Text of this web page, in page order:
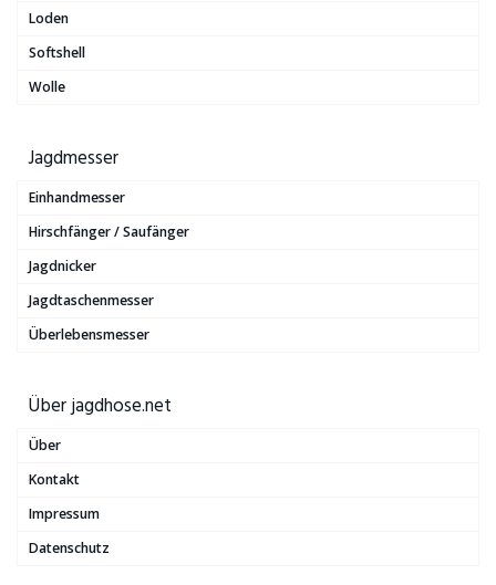
Loden
Softshell
Wolle
Jagdmesser
Einhandmesser
Hirschfänger / Saufänger
Jagdnicker
Jagdtaschenmesser
Überlebensmesser
Über jagdhose.net
Über
Kontakt
Impressum
Datenschutz